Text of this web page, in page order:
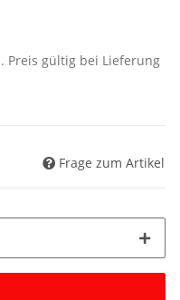
. Preis gültig bei Lieferung
Frage zum Artikel